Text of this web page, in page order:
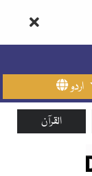
اردو
القرآن